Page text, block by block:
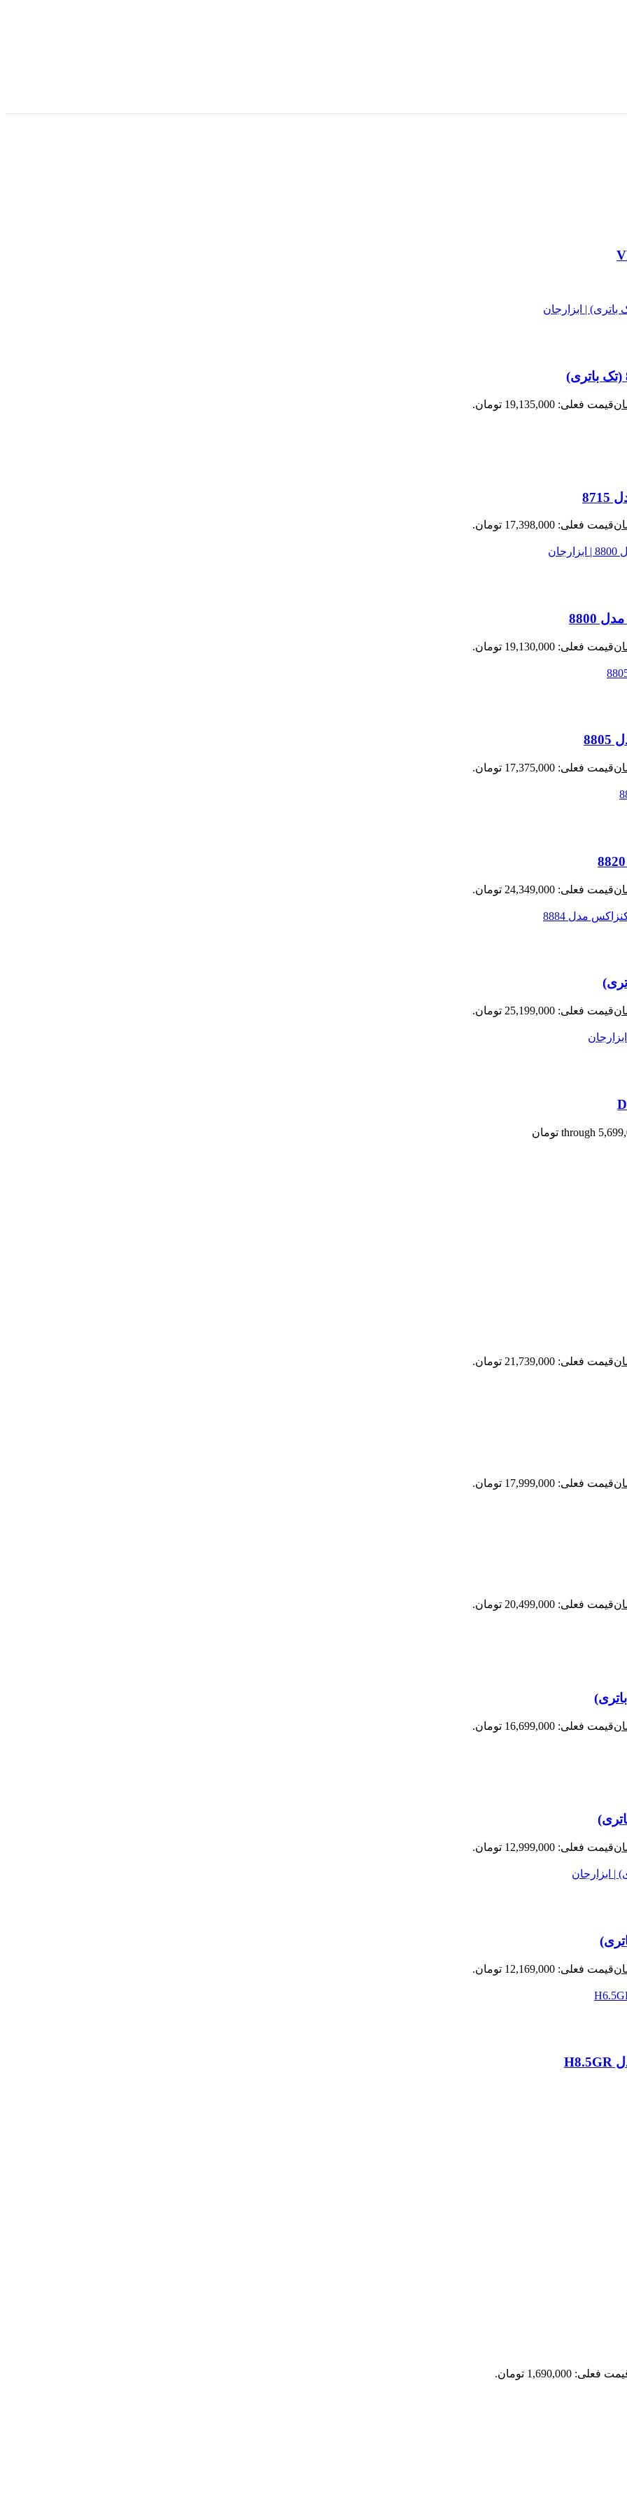
قیمت فعلی: 19,135,000 تومان.
قیمت فعلی: 17,398,000 تومان.
قیمت فعلی: 19,130,000 تومان.
قیمت فعلی: 17,375,000 تومان.
قیمت فعلی: 24,349,000 تومان.
قیمت فعلی: 25,199,000 تومان.
قیمت فعلی: 21,739,000 تومان.
قیمت فعلی: 17,999,000 تومان.
قیمت فعلی: 20,499,000 تومان.
قیمت فعلی: 16,699,000 تومان.
قیمت فعلی: 12,999,000 تومان.
قیمت فعلی: 12,169,000 تومان.
فعلی: 1,690,000 تومان.